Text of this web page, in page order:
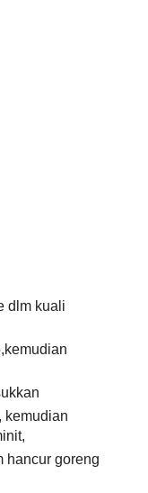
dlm kuali
kemudian
hancur goreng